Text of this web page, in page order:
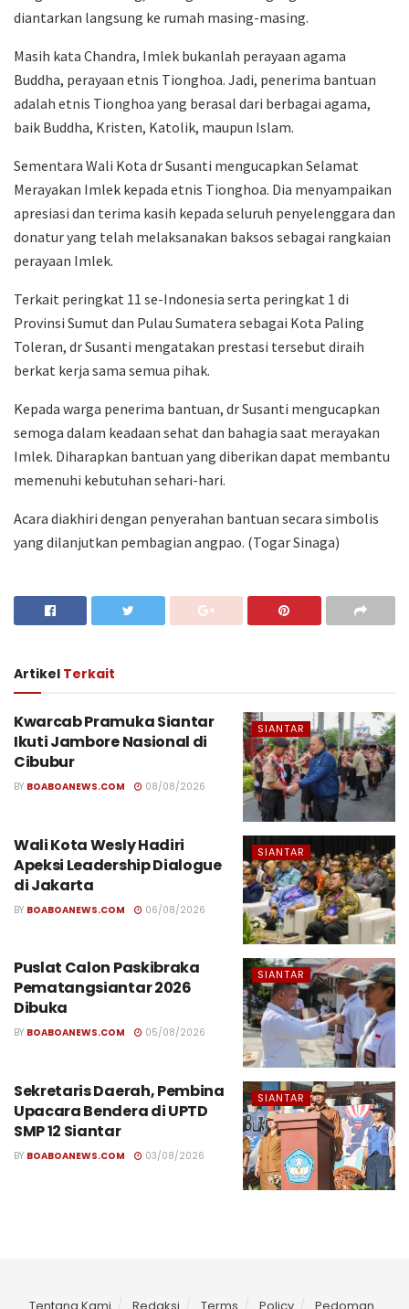
diantarkan langsung ke rumah masing-masing.
Masih kata Chandra, Imlek bukanlah perayaan agama
Buddha, perayaan etnis Tionghoa. Jadi, penerima bantuan
adalah etnis Tionghoa yang berasal dari berbagai agama,
baik Buddha, Kristen, Katolik, maupun Islam.
Sementara Wali Kota dr Susanti mengucapkan Selamat
Merayakan Imlek kepada etnis Tionghoa. Dia menyampaikan
apresiasi dan terima kasih kepada seluruh penyelenggara dan
donatur yang telah melaksanakan baksos sebagai rangkaian
perayaan Imlek.
Terkait peringkat 11 se-Indonesia serta peringkat 1 di
Provinsi Sumut dan Pulau Sumatera sebagai Kota Paling
Toleran, dr Susanti mengatakan prestasi tersebut diraih
berkat kerja sama semua pihak.
Kepada warga penerima bantuan, dr Susanti mengucapkan
semoga dalam keadaan sehat dan bahagia saat merayakan
Imlek. Diharapkan bantuan yang diberikan dapat membantu
memenuhi kebutuhan sehari-hari.
Acara diakhiri dengan penyerahan bantuan secara simbolis
yang dilanjutkan pembagian angpao. (Togar Sinaga)
Artikel Terkait
SIANTAR
Kwarcab Pramuka Siantar
Ikuti Jambore Nasional di
Cibubur
BY BOABOANEWS.COM 08/08/2026
SIANTAR
Wali Kota Wesly Hadiri
Apeksi Leadership Dialogue
di Jakarta
BY BOABOANEWS.COM 06/08/2026
SIANTAR
Puslat Calon Paskibraka
Pematangsiantar 2026
Dibuka
BY BOABOANEWS.COM 05/08/2026
SIANTAR
Sekretaris Daerah, Pembina
Upacara Bendera di UPTD
SMP 12 Siantar
BY BOABOANEWS.COM 03/08/2026